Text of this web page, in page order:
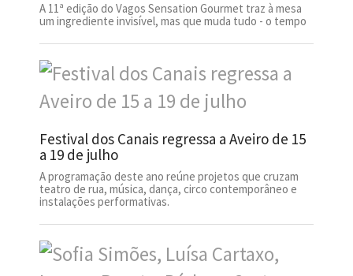
A 11ª edição do Vagos Sensation Gourmet traz à mesa
um ingrediente invisível, mas que muda tudo - o tempo
Festival dos Canais regressa a Aveiro de 15
a 19 de julho
A programação deste ano reúne projetos que cruzam
teatro de rua, música, dança, circo contemporâneo e
instalações performativas.